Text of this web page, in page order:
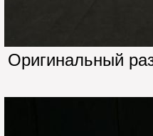
Оригинальный